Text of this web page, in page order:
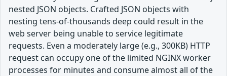
nested JSON objects. Crafted JSON objects with
nesting tens-of-thousands deep could result in the
web server being unable to service legitimate
requests. Even a moderately large (e.g., 300KB) HTTP
request can occupy one of the limited NGINX worker
processes for minutes and consume almost all of the